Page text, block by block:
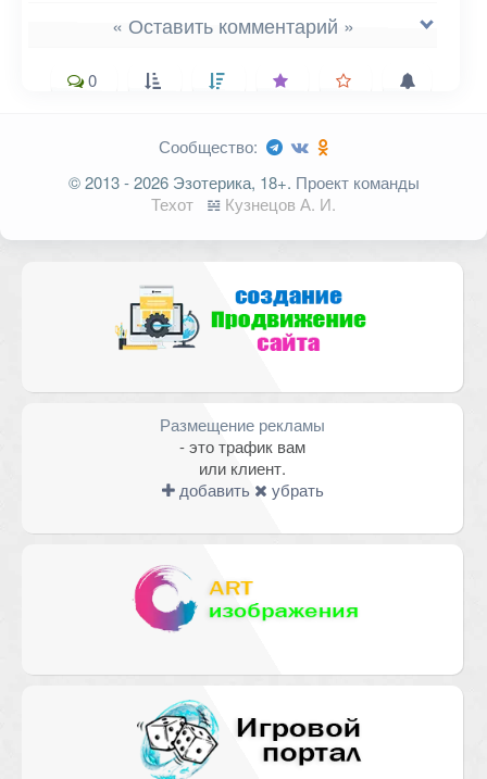
« Оставить комментарий »
Ваш адрес email не будет
опубликован.
Обязательные поля
Email *
0
Сообщество:
© 2013 - 2026 Эзотерика, 18+. Проект команды
Техот
𝌴 Кузнецов А. И.
Размещение рекламы
- это трафик вам
или клиент.
добавить
убрать